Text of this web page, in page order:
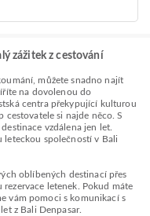
zážitek z cestování
můžete snadno najít
na dovolenou do
centra překypující kulturou
cestovatele si najde něco. S
vzdálena jen let.
leteckou společností v Bali
oblíbených destinací přes
letenek. Pokud máte
vám pomoci s komunikací s
z Bali Denpasar.